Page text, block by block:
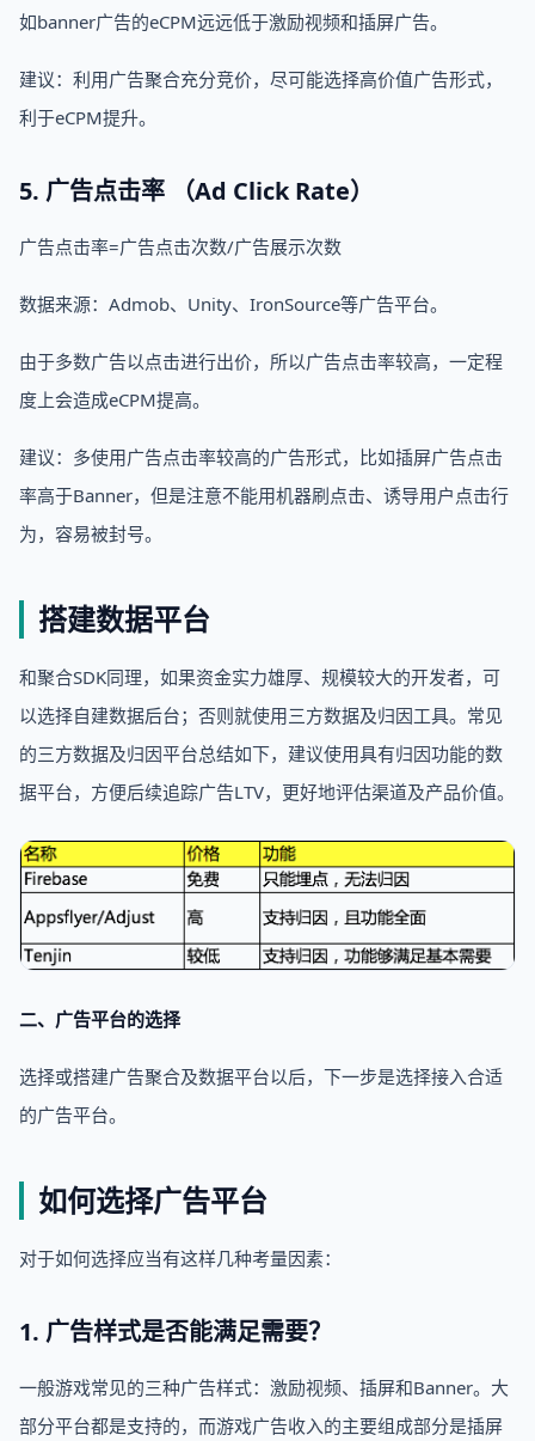
如banner广告的eCPM远远低于激励视频和插屏广告。
建议：利用广告聚合充分竞价，尽可能选择高价值广告形式，
利于eCPM提升。
5. 广告点击率 （Ad Click Rate）
广告点击率=广告点击次数/广告展示次数
数据来源：Admob、Unity、IronSource等广告平台。
由于多数广告以点击进行出价，所以广告点击率较高，一定程
度上会造成eCPM提高。
建议：多使用广告点击率较高的广告形式，比如插屏广告点击
率高于Banner，但是注意不能用机器刷点击、诱导用户点击行
为，容易被封号。
搭建数据平台
和聚合SDK同理，如果资金实力雄厚、规模较大的开发者，可
以选择自建数据后台；否则就使用三方数据及归因工具。常见
的三方数据及归因平台总结如下，建议使用具有归因功能的数
据平台，方便后续追踪广告LTV，更好地评估渠道及产品价值。
二、广告平台的选择
选择或搭建广告聚合及数据平台以后，下一步是选择接入合适
的广告平台。
如何选择广告平台
对于如何选择应当有这样几种考量因素：
1. 广告样式是否能满足需要？
一般游戏常见的三种广告样式：激励视频、插屏和Banner。大
部分平台都是支持的，而游戏广告收入的主要组成部分是插屏